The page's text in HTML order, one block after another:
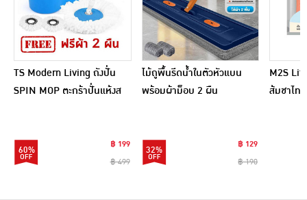
TS Modern Living ถังปั่น
SPIN MOP ตะกร้าปั่นแห้งส
60%
฿ 199
฿ 499
ไม้ถูพื้นรีดน้ำในตัวหัวแบน
พร้อมผ้าม็อบ 2 ผืน
32%
฿ 129
฿ 190
M2S
ส้มชาไท